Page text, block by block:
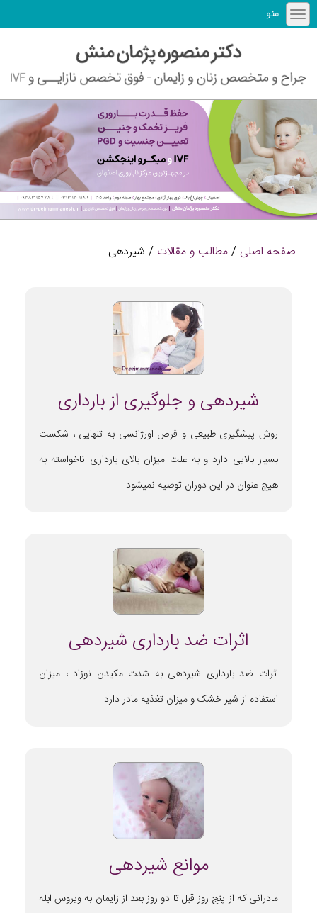
منو
صفحه اصلی / مطالب و مقالات / شیردهی
شیردهی و جلوگیری از بارداری
روش پیشگیری طبیعی و قرص اورژانسی به تنهایی ، شکست
بسیار بالایی دارد و به علت میزان بالای بارداری ناخواسته به
هیچ عنوان در این دوران توصیه نمیشود.
اثرات ضد بارداری شیردهی
اثرات ضد بارداری شیردهی به شدت مکیدن نوزاد ، میزان
استفاده از شیر خشک و میزان تغذیه مادر دارد.
موانع شیردهی
مادرانی که از پنج روز قبل تا دو روز بعد از زایمان به ویروس ابله